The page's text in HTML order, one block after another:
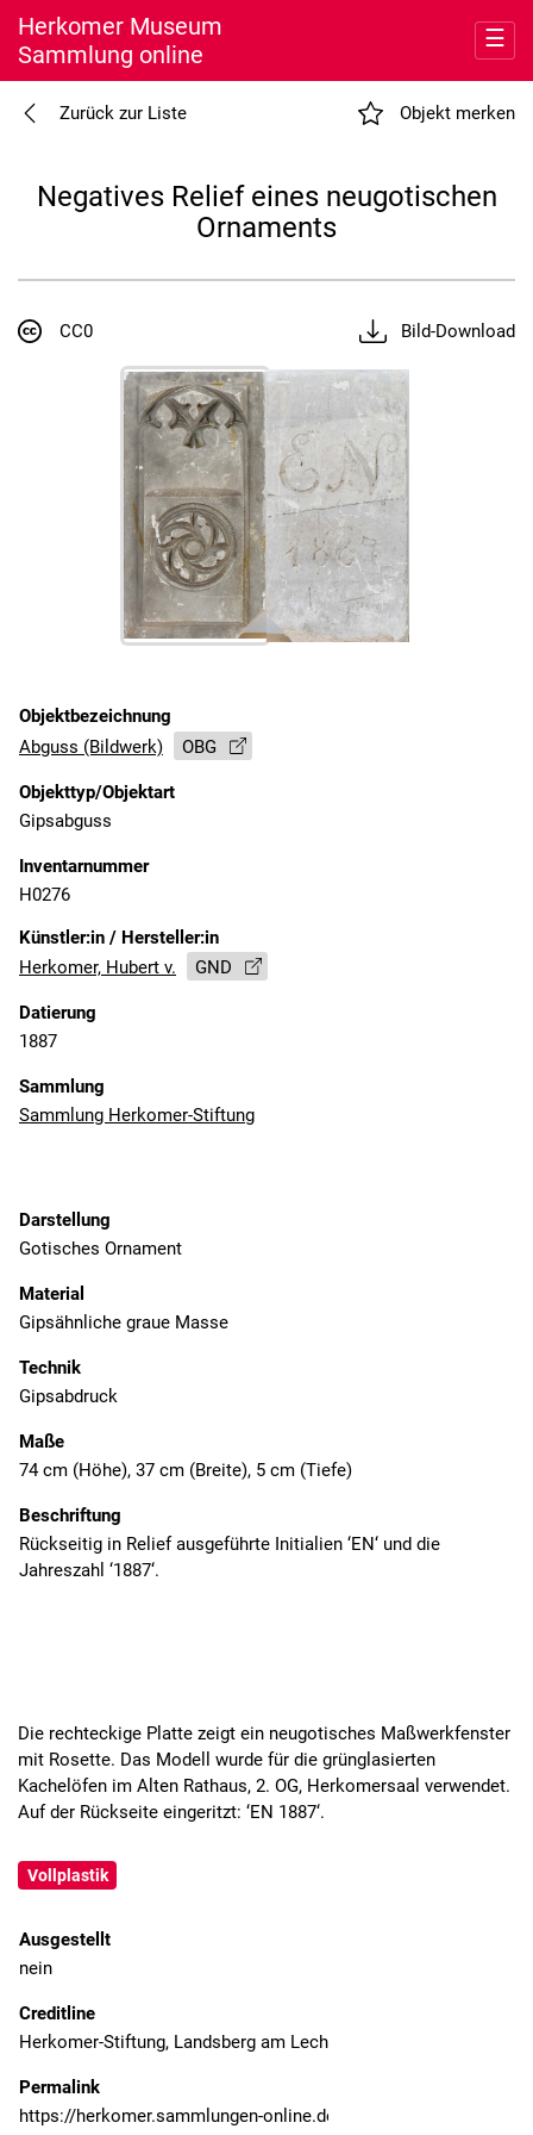
Herkomer Museum
Sammlung online
☰
Entdecken
Nutzung
Zurück zur Liste Objekt merken
Negatives Relief eines neugotischen
Ornaments
CC0 Bild-Download
Objektbezeichnung
Abguss (Bildwerk)
OBG
Objekttyp/Objektart
Gipsabguss
Inventarnummer
H0276
Künstler:in / Hersteller:in
Herkomer, Hubert v.
GND
Datierung
1887
Sammlung
Sammlung Herkomer-Stiftung
Darstellung
Gotisches Ornament
Material
Gipsähnliche graue Masse
Technik
Gipsabdruck
Maße
74 cm (Höhe), 37 cm (Breite), 5 cm (Tiefe)
Beschriftung
Rückseitig in Relief ausgeführte Initialien ‘EN‘ und die
Jahreszahl ‘1887‘.
Die rechteckige Platte zeigt ein neugotisches Maßwerkfenster
mit Rosette. Das Modell wurde für die grünglasierten
Kachelöfen im Alten Rathaus, 2. OG, Herkomersaal verwendet.
Auf der Rückseite eingeritzt: ‘EN 1887‘.
Vollplastik
Ausgestellt
nein
Creditline
Herkomer-Stiftung, Landsberg am Lech
Permalink